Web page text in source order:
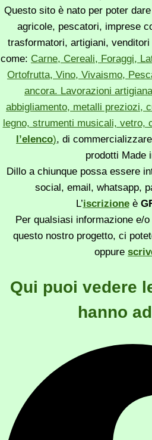
Questo sito è nato per poter
agricole, pescatori, imprese
trasformatori, artigiani,
come: Carne, Cereali, Foraggi,
Ortofrutta, Vino, Vivaismo,
ancora. Lavorazioni
abbigliamento, metalli preziozi,
legno, strumenti musicali, vetro,
l’elenco), di
prodotti Made
Dillo a chiunque possa essere
social, email, whatsapp,
L’iscrizioneè
Per qualsiasi informazione e/
questo nostro progetto, ci
oppure
Qui puoi vedere
hanno